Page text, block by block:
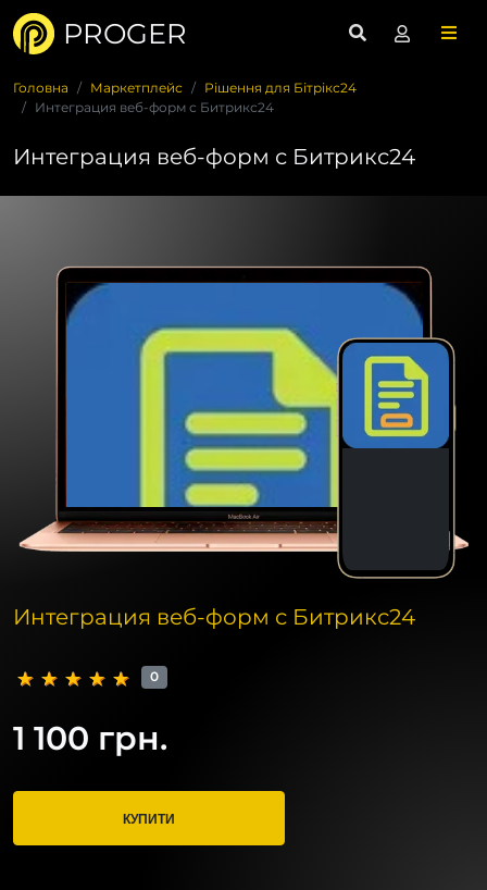
PROGER
Головна Маркетплейс
Рішення для Бітрікс24
Интеграция веб-форм с Битрикс24
Интеграция веб-форм с Битрикс24
Интеграция веб-форм с Битрикс24
0
1 100 грн.
КУПИТИ